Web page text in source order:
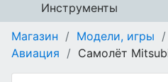
Инструменты
Магазин / Модели, игры /
Авиация / Самолёт